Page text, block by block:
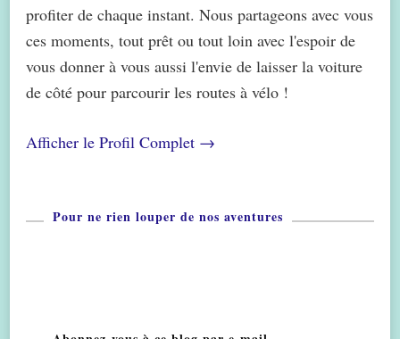
profiter de chaque instant. Nous partageons avec vous
ces moments, tout prêt ou tout loin avec l'espoir de
vous donner à vous aussi l'envie de laisser la voiture
de côté pour parcourir les routes à vélo !
Afficher le Profil Complet →
Pour ne rien louper de nos aventures